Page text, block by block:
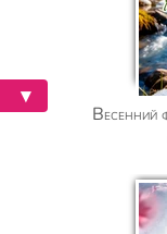
Весенний фотоколлаж с подснежниками —
▾